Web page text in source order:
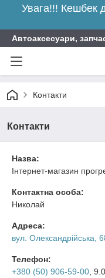
Увага!!! Кешбек
Автоаксесуари,
Контакти
Контакти
Назва:
Інтернет-магазин
Контактна особа:
Николай
Адреса:
вул. Олександрійська,
Телефон:
+380 (50) 906-59-00 ,